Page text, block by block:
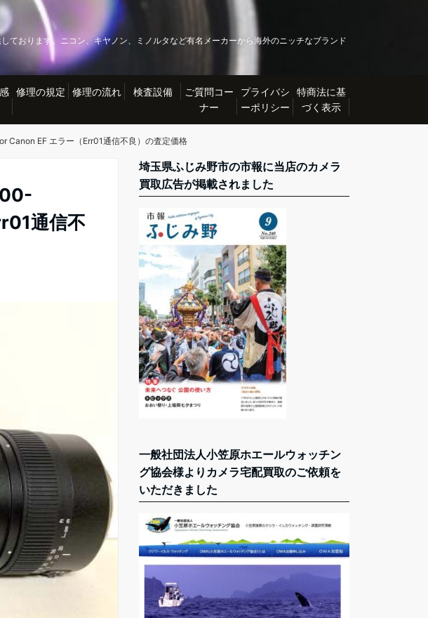
おります。ニコン、キヤノン、ミノルタなど有名メーカーから海外のニッチなブランド
修理の規定 修理の流れ 検査設備
ご質問コー
ナー
プライバシ
ーポリシー
特商法に基
づく表示
Canon EF エラー（Err01通信不良）の査定価格
通信不
埼玉県ふじみ野市の市報に当店のカメラ
買取広告が掲載されました
一般社団法人小笠原ホエールウォッチン
グ協会様よりカメラ宅配買取のご依頼を
いただきました